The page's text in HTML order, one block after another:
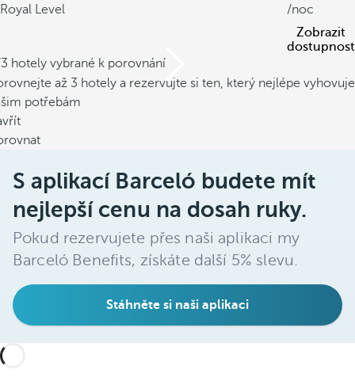
Royal Level
/noc
Zobrazit
dostupnost
hotely vybrané k porovnání
až 3 hotely a rezervujte si ten, který nejlépe vyhovuje
potřebám
S aplikací Barceló budete mít
nejlepší cenu na dosah ruky.
Pokud rezervujete přes naši aplikaci my
Barceló Benefits, získáte další 5% slevu.
Stáhněte si naši aplikaci